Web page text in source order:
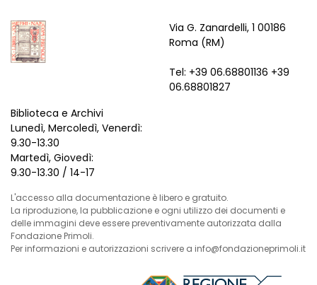
Via G. Zanardelli, 1 00186
Roma (RM)
Tel: +39 06.68801136 +39
06.68801827
Biblioteca e Archivi
Lunedì, Mercoledì, Venerdì:
9.30-13.30
Martedì, Giovedì:
9.30-13.30 / 14-17
L'accesso alla documentazione è libero e gratuito.
La riproduzione, la pubblicazione e ogni utilizzo dei documenti e
delle immagini deve essere preventivamente autorizzata dalla
Fondazione Primoli.
Per informazioni e autorizzazioni scrivere a info@fondazioneprimoli.it